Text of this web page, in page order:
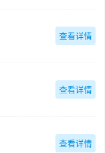
查看详情
查看详情
查看详情